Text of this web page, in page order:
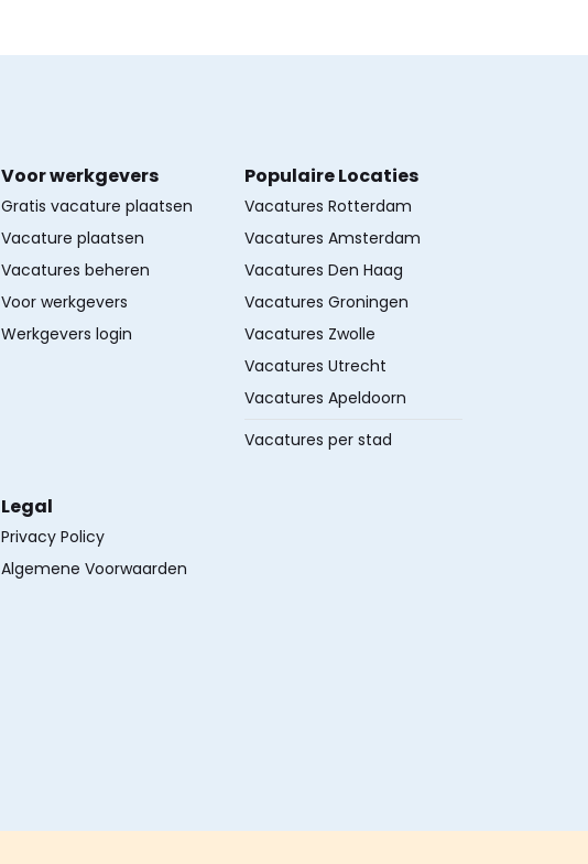
Voor werkgevers
Gratis vacature plaatsen
Vacature plaatsen
Vacatures beheren
Voor werkgevers
Werkgevers login
Populaire Locaties
Vacatures Rotterdam
Vacatures Amsterdam
Vacatures Den Haag
Vacatures Groningen
Vacatures Zwolle
Vacatures Utrecht
Vacatures Apeldoorn
Vacatures per stad
Legal
Privacy Policy
Algemene Voorwaarden